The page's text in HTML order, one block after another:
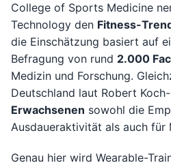
College of Sports Medicine
Technology den Fitness-
die Einschätzung basiert auf
Befragung von rund 2.000
Medizin und Forschung.
Deutschland laut Robert
Erwachsenen sowohl die
Ausdaueraktivität als auch für
Genau hier wird Wearable-